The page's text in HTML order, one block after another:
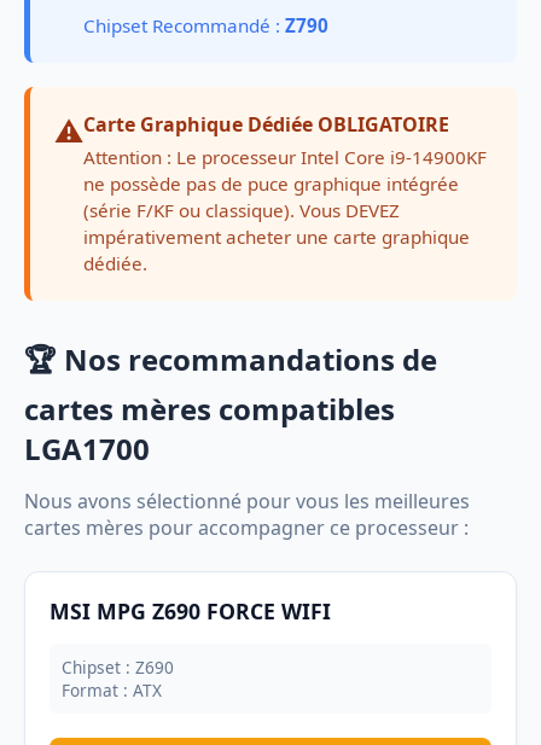
Chipset Recommandé : Z790
⚠️Carte Graphique Dédiée OBLIGATOIRE
Attention : Le processeur Intel Core i9-14900KF
ne possède pas de puce graphique intégrée
(série F/KF ou classique). Vous DEVEZ
impérativement acheter une carte graphique
dédiée.
🏆 Nos recommandations de
cartes mères compatibles
LGA1700
Nous avons sélectionné pour vous les meilleures
cartes mères pour accompagner ce processeur :
MSI MPG Z690 FORCE WIFI
Chipset : Z690
Format : ATX